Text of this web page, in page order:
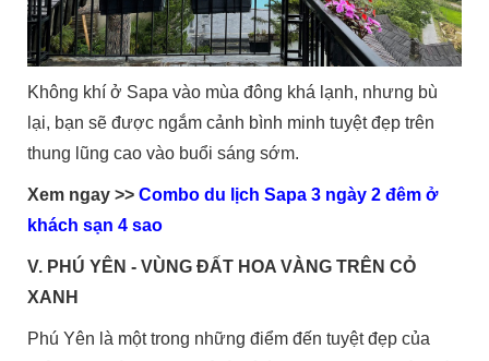
Không khí ở Sapa vào mùa đông khá lạnh, nhưng bù
lại, bạn sẽ được ngắm cảnh bình minh tuyệt đẹp trên
thung lũng cao vào buổi sáng sớm.
Xem ngay >>Combo du lịch Sapa 3 ngày 2 đêm ở
khách sạn 4 sao
V. PHÚ YÊN - VÙNG ĐẤT HOA VÀNG TRÊN CỎ
XANH
Phú Yên là một trong những điểm đến tuyệt đẹp của